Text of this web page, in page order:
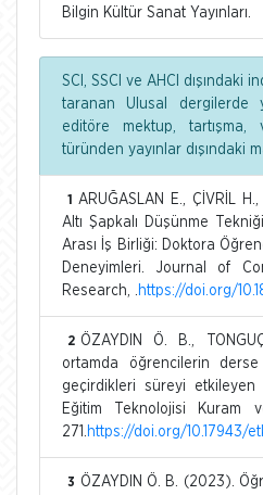
Bilgin Kültür Sanat Yayınları.
SCI, SSCI ve AHCI dışındaki
taranan Ulusal dergilerde
editöre mektup,
türünden yayınlar dışındaki
1
ARUĞASLAN E., ÇİVRİL
Altı Şapkalı Düşünme
Arası İş Birliği: Doktora
Deneyimleri. Journal of
Research, .
https://doi.org/
2 ÖZAYDIN Ö. B.,
ortamda öğrencilerin derse
geçirdikleri süreyi etkileyen
Eğitim Teknolojisi Kuram
271. https://doi.org/10.17943/
3 ÖZAYDIN Ö. B. (2023).